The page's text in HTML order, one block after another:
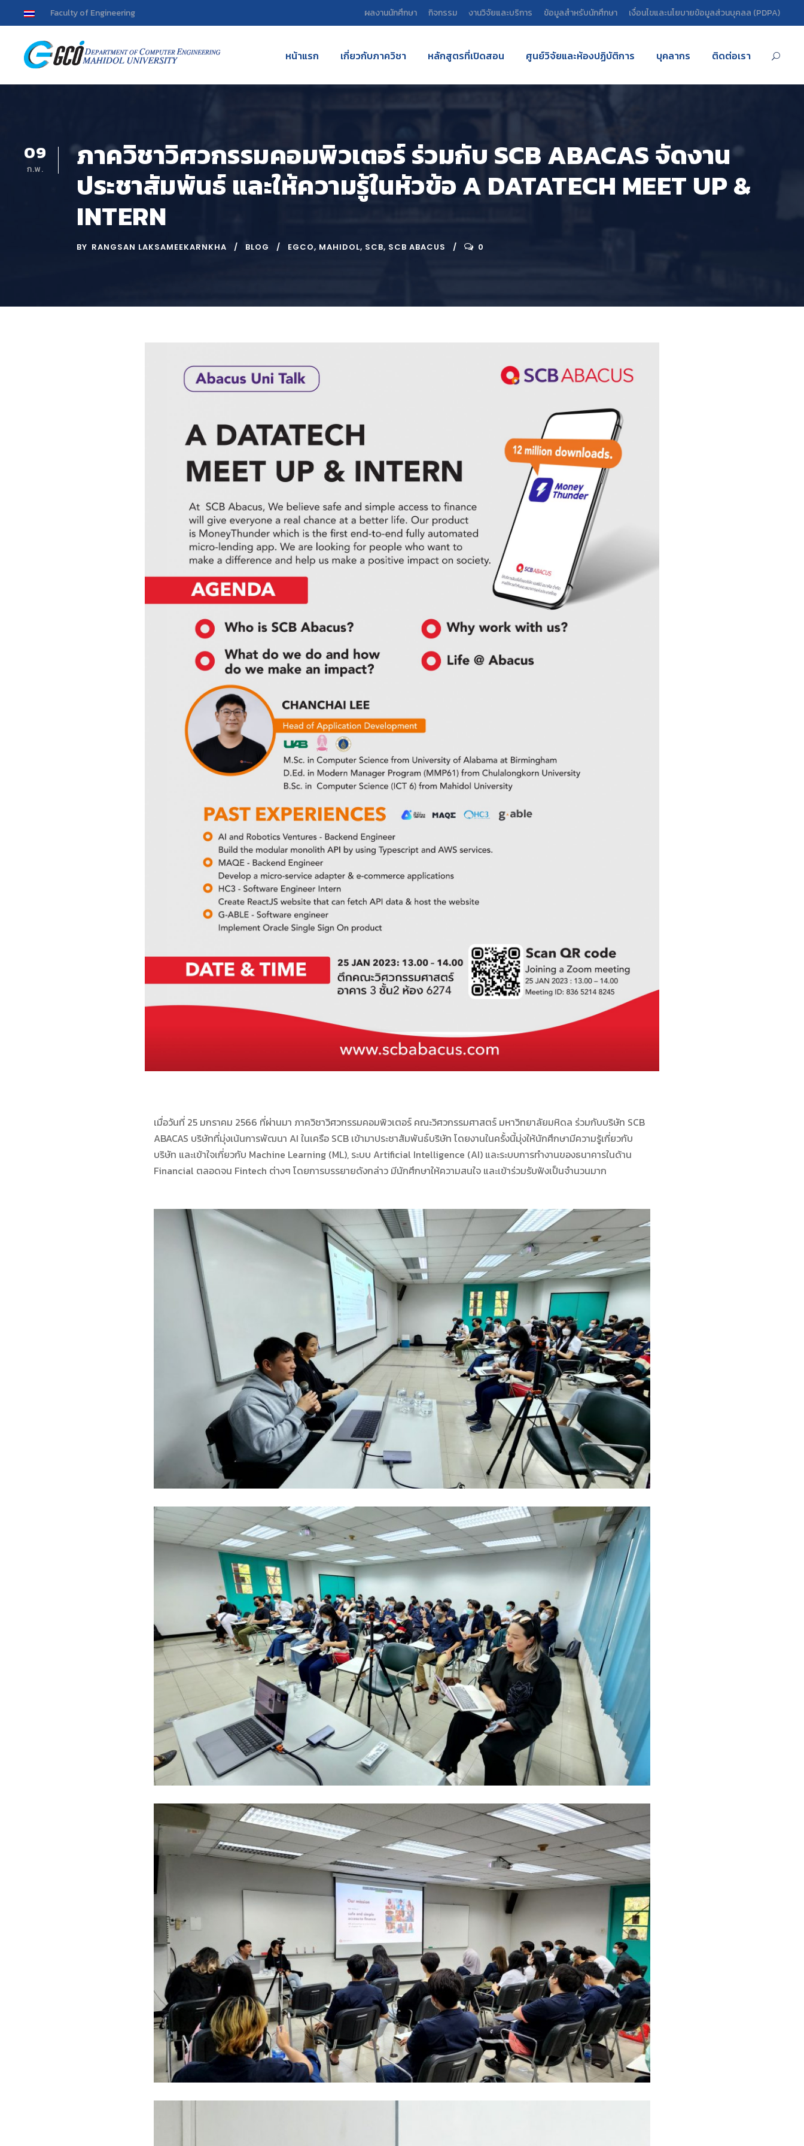
Faculty of Engineering ผลงานนักศึกษา กิจกรรม งานวิจัยและบริการ ข้อมูลสำหรับนักศึกษา เงื่อนไขและนโยบายข้อมูลส่วนบุคลล (PDPA)
หน้าแรก เกี่ยวกับภาควิชา หลักสูตรที่เปิดสอน ศูนย์วิจัยและห้องปฏิบัติการ บุคลากร ติดต่อเรา
09
ก.พ. ภาควิชาวิศวกรรมคอมพิวเตอร์ ร่วมกับ SCB ABACAS จัดงาน
ประชาสัมพันธ์ และให้ความรู้ในหัวข้อ A DATATECH MEET UP &
INTERN
BY RANGSAN LAKSAMEEKARNKHA BLOG EGCO, MAHIDOL, SCB, SCB ABACUS 0
เมื่อวันที่ 25 มกราคม 2566 ที่ผ่านมา ภาควิชาวิศวกรรมคอมพิวเตอร์ คณะวิศวกรรมศาสตร์ มหาวิทยาลัยมหิดล ร่วมกับบริษัท SCB
ABACAS บริษัทที่มุ่งเน้นการพัฒนา AI ในเครือ SCB เข้ามาประชาสัมพันธ์บริษัท โดยงานในครั้งนี้มุ่งให้นักศึกษามีความรู้เกี่ยวกับ
บริษัท และเข้าใจเกี่ยวกับ Machine Learning (ML), ระบบ Artificial Intelligence (AI) และระบบการทำงานของธนาคารในด้าน
Financial ตลอดจน Fintech ต่างๆ โดยการบรรยายดังกล่าว มีนักศึกษาให้ความสนใจ และเข้าร่วมรับฟังเป็นจำนวนมาก